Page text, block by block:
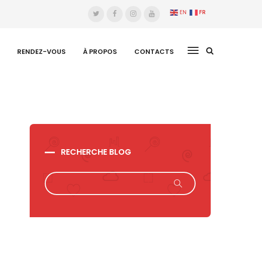
EN FR
RENDEZ-VOUS À PROPOS CONTACTS
RECHERCHE BLOG